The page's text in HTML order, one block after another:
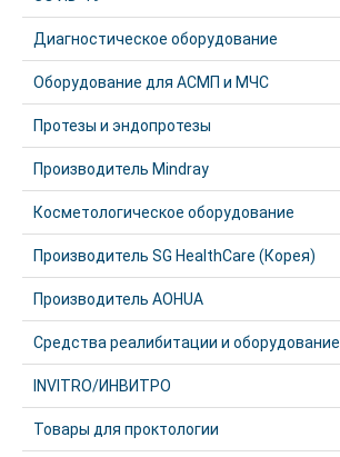
Диагностическое оборудование
Оборудование для АСМП и МЧС
Протезы и эндопротезы
Производитель Mindray
Косметологическое оборудование
Производитель SG HealthCare (Корея)
Производитель AOHUA
Средства реалибитации и оборудование
INVITRO/ИНВИТРО
Товары для проктологии